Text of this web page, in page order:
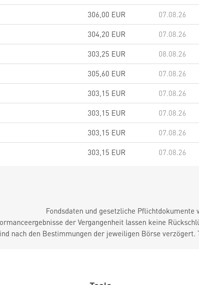
306,00 EUR 07.08.26
304,20 EUR 07.08.26
303,25 EUR 08.08.26
305,60 EUR 07.08.26
303,15 EUR 07.08.26
303,15 EUR 07.08.26
303,15 EUR 07.08.26
303,15 EUR 07.08.26
Fondsdaten und gesetzliche Pflichtdokumente
der Vergangenheit lassen keine
nach den Bestimmungen der jeweiligen Börse verzögert.